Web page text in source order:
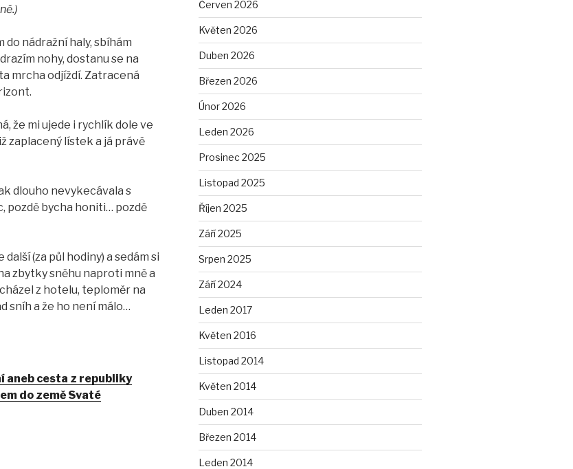
nádražní haly, sbíhám
nohy, dostanu se na
mrcha odjíždí. Zatracená
že mi ujede i rychlík dole ve
zaplacený lístek a já právě
dlouho nevykecávala s
pozdě bycha honiti… pozdě
(za půl hodiny) a sedám si
zbytky sněhu naproti mně a
z hotelu, teploměr na
sníh a že ho není málo…
aneb cesta z republiky
do země Svaté
Červen 2026
Květen 2026
Duben 2026
Březen 2026
Únor 2026
Leden 2026
Prosinec 2025
Listopad 2025
Říjen 2025
Září 2025
Srpen 2025
Září 2024
Leden 2017
Květen 2016
Listopad 2014
Květen 2014
Duben 2014
Březen 2014
Leden 2014